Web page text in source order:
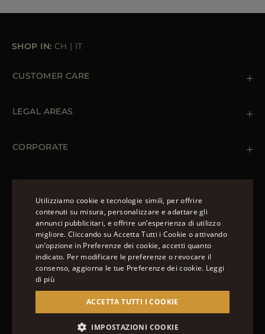
SHOP IN: CH | IT
CUSTOMER CARE
Ordini e Pagamenti
LEGAL AREAS
Cookie Policy
Accessibility Statement
CORPORATE
CAPISPALLA
Piumini Invernali da Uomo
Piumini Invernali da Donna
Piumino 100 grammi
Piumini Estivi da Donna
SEGUICI
© 2022 – MOORER S.P.A – VIA XXV APRILE, 90 37014
CASTELNUOVO DEL GARDA (VR) P.I./C.F.:
IT02951700232 ISCR. REG. IMPRESE VR-297581
SITE MANAGED BY THE LEVEL GROUP S.R.L
ENGLISH
ITALIAN
FRENCH
CHINESE (SIMPLIFIED)
SPANISH
Utilizziamo cookie e tecnologie simili, per offrire
contenuti su misura, personalizzare e adattare gli
annunci pubblicitari, e offrire un’esperienza di utilizzo
migliore. Cliccando su Accetta Tutti i Cookie o attivando
un’opzione in Preferenze dei cookie, accetti quanto
indicato. Per modificare le preferenze o revocare il
consenso, aggiorna le tue Preferenze dei cookie. Leggi
di più
ACCETTA TUTTI I COOKIE
IMPOSTAZIONI COOKIE